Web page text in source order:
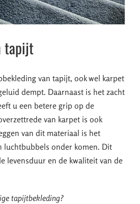
tapijt
van tapijt, ook wel karpet
dempt. Daarnaast is het zacht
u een betere grip op de
van karpet is ook
van dit materiaal is het
luchtbubbels onder komen. Dit
levensduur en de kwaliteit van de
tapijtbekleding?